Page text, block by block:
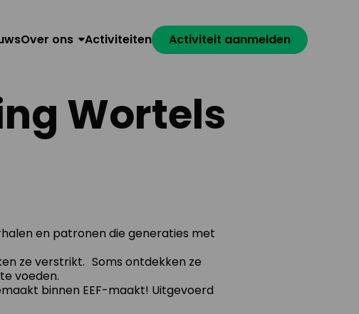
Over ons Activiteiten Activiteit aanmelden
Wortels
en patronen die generaties met
ze verstrikt. Soms ontdekken ze
voeden.
binnen EEF-maakt! Uitgevoerd